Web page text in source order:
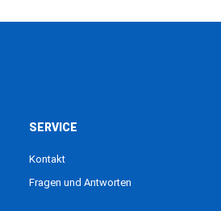
SERVICE
Kontakt
Fragen und Antworten